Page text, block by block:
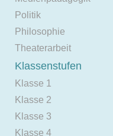
Politik
Philosophie
Theaterarbeit
Klassenstufen
Klasse 1
Klasse 2
Klasse 3
Klasse 4